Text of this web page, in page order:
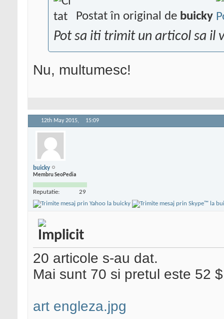
Postat în original de buicky
Pot sa iti trimit un articol sa il
Nu, multumesc!
12th May 2015, 15:09
buicky
Membru SeoPedia
Reputatie: 29
20 articole s-au dat.
Mai sunt 70 si pretul este 52
art engleza.jpg